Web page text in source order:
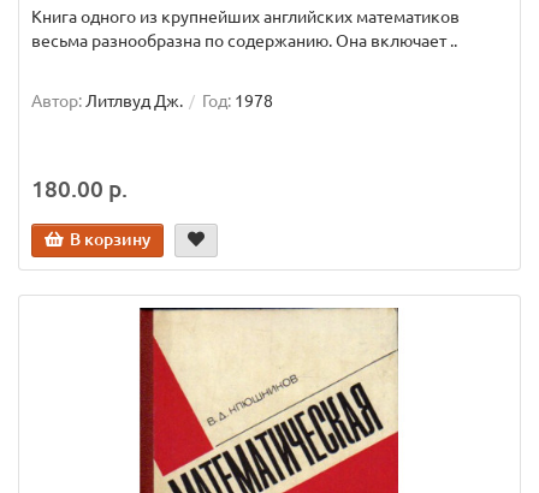
Книга одного из крупнейших английских математиков
весьма разнообразна по содержанию. Она включает ..
Автор: Литлвуд Дж. Год: 1978
180.00 р.
В корзину